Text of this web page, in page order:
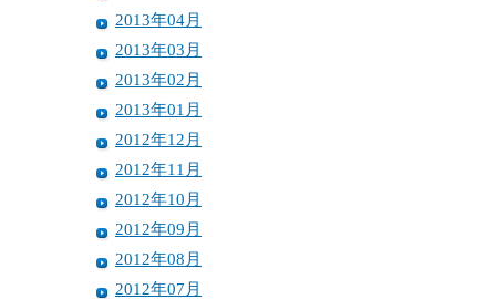
2013年04月
2013年03月
2013年02月
2013年01月
2012年12月
2012年11月
2012年10月
2012年09月
2012年08月
2012年07月